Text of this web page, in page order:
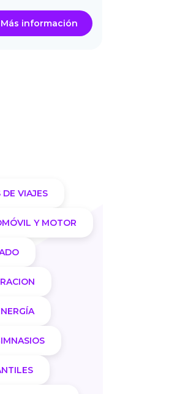
Más información
DE VIAJES
Y MOTOR